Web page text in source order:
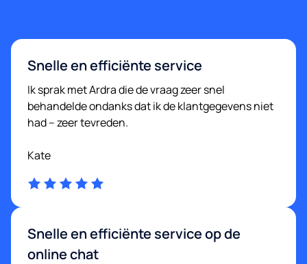
Snelle en efficiënte service
Ik sprak met Ardra die de vraag zeer snel
behandelde ondanks dat ik de klantgegevens niet
had – zeer tevreden.
Kate
Snelle en efficiënte service op de
online chat